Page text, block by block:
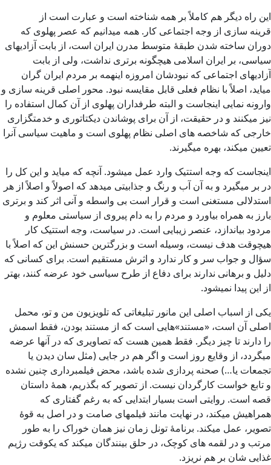
این راه دیگر هم کاملاً‌ بر همه شناخته است و عبارت است از
قرینه سازی از وجه اجتماعی کار. همه میدانیم که عصر پهلوی که
دوران ساخته شدن طبقۀ متوسط مدرن ایران است، از بابت آزادیهای
سیاسی، بر ایران اسلامی هیچگونه برتری نداشت، ولی از بابت
آزادیهای اجتماعی که نبودشان امروزه اینهمه بر مردم ایران گران
میاید، اصلاً با نظام فعلی قابل مقایسه نبود. محور اصلی قرینه سازی و
وارونه نمایی اینجاست و البته طرفداران پهلوی از آن کمال استفاده را
نیز میکنند و در حقیقت، از آن برای پوشاندن دیکتاتوری و خدمتگزاری
خارجی که شاخصه های اصلی نظام پهلوی است و ماهیت سیاسی آنرا
تعیین میکند، بهره میگیرند.
اینجاست که وجه استتیک وارد عمل میشود. آنچه که میاید و این کل را
در بر میگیرد و به آن آب و رنگ و جذابیتی میدهد که اصولاً و اصلاً از هر
استدلالی مستغنی است و قرار است بی واسطه و آنی اثر کند و برتری
بارز به همراه بیاورد و مردم را به دام پیروی از سیاستی معلوم و
مردود بیاندازد، عنصر زیبایی است. در سیاست، وجه استتیک کار
هیچوقت هدف نیست، وسیله است و بزرگترین حسنش این که اصلاً با
سؤال و جواب سر و کار ندارد و اثرش مستقیم است. برای کسانی که
دلیل و برهانی ندارند برای دفاع از طرح سیاسی خود عرضه کنند، بهتر
از این پیدا نمیشود.
یکی از اسباب اصلی این مانور تبلیغاتی که تلویزیون من و تو، محمل
اصلی آن است، «مستند»هایی است که از مستند بودن، فقط اسمش
را دارند تا چیز دیگر. فقط همین هست که تصاویری که در آنها عرضه
میگردد، از وقایع روز است و اگر هم در جایی (مثل سان دیدن یا
تجمعات یا…) صحنه پردازی شده باشد، محض فیلمبرداری چنین نشده
و تابع خواست کارگردان نیست. از تصویر که بگذریم، همۀ ‌داستان
قصه است. روایتی است بسیار ابتدایی که به رغم گفتاری که
همراهیش میکند، در نهایت مانند فیلمهای صامت و در اصل به قوۀ
تصویر، عمل میکند. برنامۀ تونل زمان نیز همان خوراک را به طور
مرتب و در لقمه های کوچک، در حلق بینندگان میکند که یکوقت رژیم
غذایی شان بر هم نریزد.